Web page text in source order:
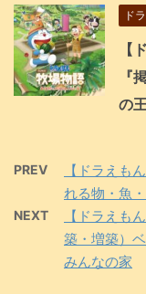
ド
【
『
の
PREV
【ドラえも
れる物・魚
NEXT
【ドラえも
築・増築）
みんなの家